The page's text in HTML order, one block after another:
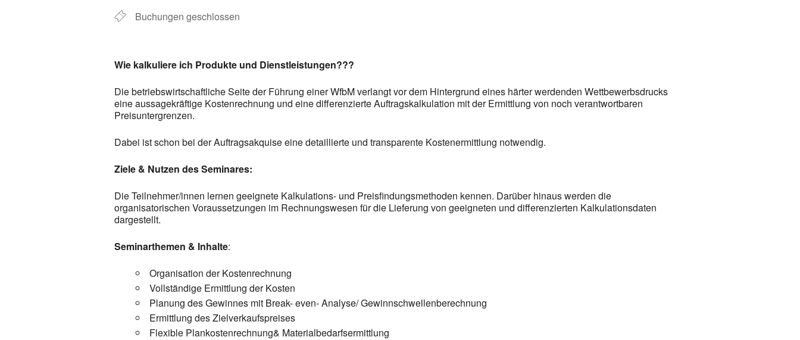
Buchungen geschlossen
Wie kalkuliere ich Produkte und Dienstleistungen???
Die betriebswirtschaftliche Seite der Führung einer WfbM verlangt vor dem Hintergrund eines härter werdenden Wettbewerbsdrucks
eine aussagekräftige Kostenrechnung und eine differenzierte Auftragskalkulation mit der Ermittlung von noch verantwortbaren
Preisuntergrenzen.
Dabei ist schon bei der Auftragsakquise eine detaillierte und transparente Kostenermittlung notwendig.
Ziele & Nutzen des Seminares:
Die Teilnehmer/innen lernen geeignete Kalkulations- und Preisfindungsmethoden kennen. Darüber hinaus werden die
organisatorischen Voraussetzungen im Rechnungswesen für die Lieferung von geeigneten und differenzierten Kalkulationsdaten
dargestellt.
Seminarthemen & Inhalte:
Organisation der Kostenrechnung
Vollständige Ermittlung der Kosten
Planung des Gewinnes mit Break- even- Analyse/ Gewinnschwellenberechnung
Ermittlung des Zielverkaufspreises
Flexible Plankostenrechnung& Materialbedarfsermittlung